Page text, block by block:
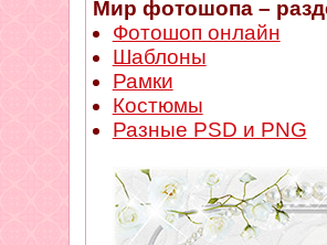
Мир фотошопа –
Фотошоп онлайн
Шаблоны
Рамки
Костюмы
Разные PSD и PNG